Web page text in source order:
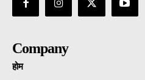
Company
होम